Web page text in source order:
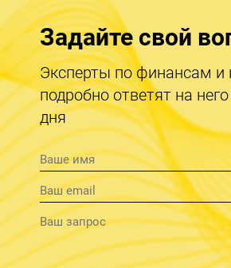
Задайте свой
Эксперты по финансам и
подробно ответят на
дня